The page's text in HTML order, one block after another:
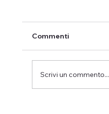
Commenti
Scrivi un commento...